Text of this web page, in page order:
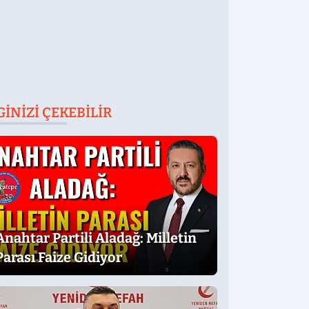
ÇEKEBILIR
Partili Aladağ: Milletin
Faize Gidiyor